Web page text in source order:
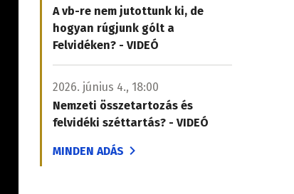
A vb-re nem jutottunk ki, de
hogyan rúgjunk gólt a
Felvidéken? - VIDEÓ
2026. június 4., 18:00
Nemzeti összetartozás és
felvidéki széttartás? - VIDEÓ
MINDEN ADÁS